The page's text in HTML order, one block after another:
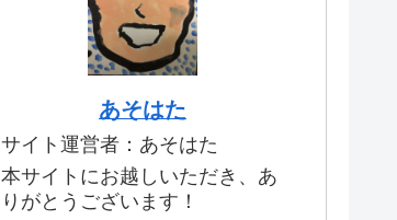
あそはた
サイト運営者：あそはた
本サイトにお越しいただき、あ
りがとうございます！